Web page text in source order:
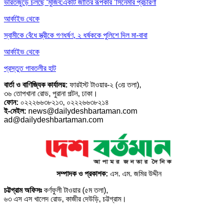
ভারতজুড়ে চলছে ‘মুজিব:একটি জাতির রূপকার ’সিনেমার প্রচারণা
আর্কাইভ থেকে
স্বামীকে বেঁধে স্ত্রীকে গণধর্ষণ, ২ ধর্ষককে পুলিশে দিল মা-বাবা
আর্কাইভ থেকে
প্রস্তুত গাবতলীর হাট
বার্তা ও বাণিজ্যিক কার্যালয়: ফারইস্ট টাওয়ার-২ (৩য় তলা),
৩৬ তোপখানা রোড, পুরানা পল্টন, ঢাকা।
ফোন: ০২২২৬৬৩৮২১৩, ০২২২৬৬৩৮২১৪
ই-মেইল: news@dailydeshbartaman.com
ad@dailydeshbartaman.com
সম্পাদক ও প্রকাশক: এস. এম. জমির উদ্দীন
চট্টগ্রাম অফিসঃকর্ণফুলী টাওয়ার (৫ম তলা),
৬৩ এস এস খালেদ রোড, কাজীর দেউড়ি, চট্টগ্রাম।